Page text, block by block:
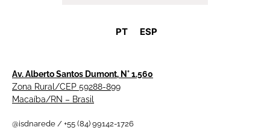
PT ESP
Av. Alberto Santos Dumont, N° 1.560
Zona Rural/CEP 59288-899
Macaíba/RN – Brasil
@isdnarede / +55 (84) 99142-1726